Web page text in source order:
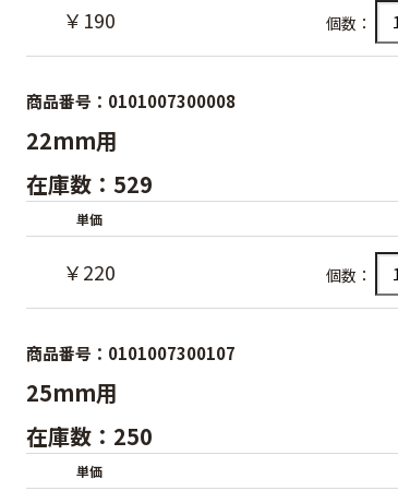
カイコートバン
6,980
AGハウスパッカー
力）
￥
￥190 個数：
商品番号：0101007300008
22mm用
在庫数：529
単価
￥220 個数：
商品番号：0101007300107
25mm用
在庫数：250
単価